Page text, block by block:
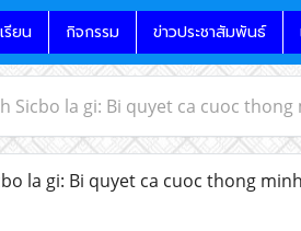
รียน กิจกรรม ข่าวประชาสัมพันธ์
Sicbo la gi: Bi quyet ca cuoc
la gi: Bi quyet ca cuoc thong